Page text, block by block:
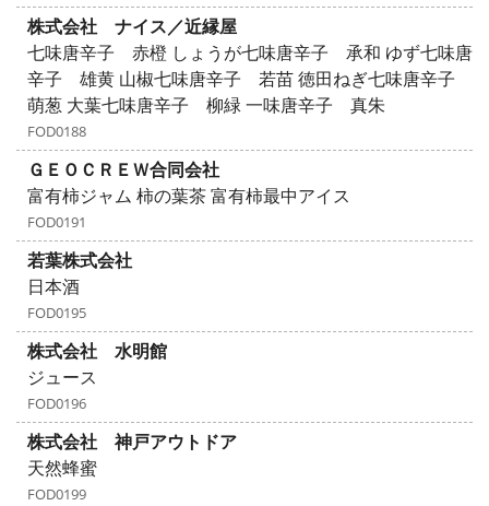
株式会社 ナイス／近縁屋
七味唐辛子 赤橙 しょうが七味唐辛子 承和 ゆず七味唐
辛子 雄黄 山椒七味唐辛子 若苗 徳田ねぎ七味唐辛子
萌葱 大葉七味唐辛子 柳緑 一味唐辛子 真朱
FOD0188
ＧＥＯＣＲＥＷ合同会社
富有柿ジャム 柿の葉茶 富有柿最中アイス
FOD0191
若葉株式会社
日本酒
FOD0195
株式会社 水明館
ジュース
FOD0196
株式会社 神戸アウトドア
天然蜂蜜
FOD0199